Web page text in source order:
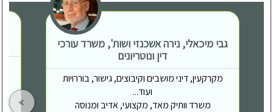
גבי מיכאלי, נירה אשכנזי ושות', משרד עורכי
דין ונוטריונים
מקרקעין, דיני מושבים וקיבוצים, גישור, בוררויות
ועוד...
משרד וותיק מאד, מקצועי, אדיב ומנוסה